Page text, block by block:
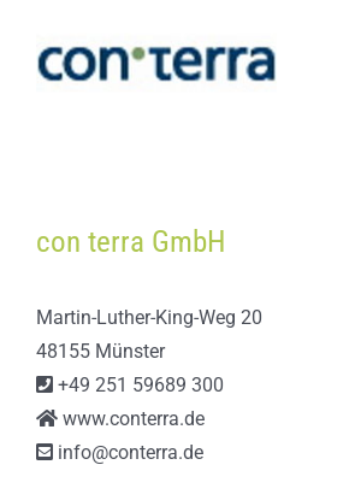
con terra GmbH
Martin-Luther-King-Weg 20
48155 Münster
+49 251 59689 300
www.conterra.de
info@conterra.de